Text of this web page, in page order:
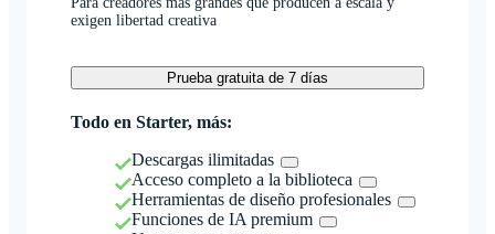
exigen libertad creativa
Prueba gratuita de 7 días
Todo en Starter, más:
Descargas ilimitadas
Acceso completo a la biblioteca
Herramientas de diseño profesionales
Funciones de IA premium